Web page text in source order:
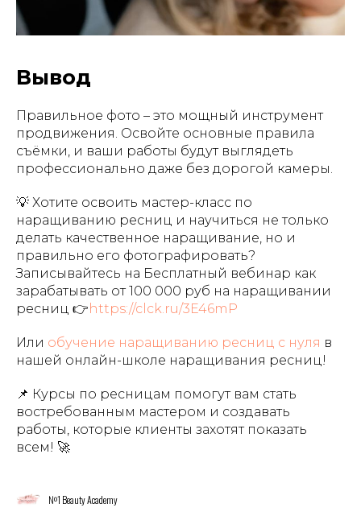
Вывод
Правильное фото – это мощный инструмент
продвижения. Освойте основные правила
съёмки, и ваши работы будут выглядеть
профессионально даже без дорогой камеры.
💡 Хотите освоить мастер-класс по
наращиванию ресниц и научиться не только
делать качественное наращивание, но и
правильно его фотографировать?
Записывайтесь на Бесплатный вебинар как
зарабатывать от 100 000 руб на наращивании
ресниц 👉 https://clck.ru/3E46mP
Или обучение наращиванию ресниц с нуля в
нашей онлайн-школе наращивания ресниц!
📌 Курсы по ресницам помогут вам стать
востребованным мастером и создавать
работы, которые клиенты захотят показать
всем! 🚀
№1 Beauty Academy